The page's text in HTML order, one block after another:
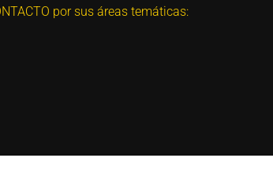
por sus áreas temáticas: